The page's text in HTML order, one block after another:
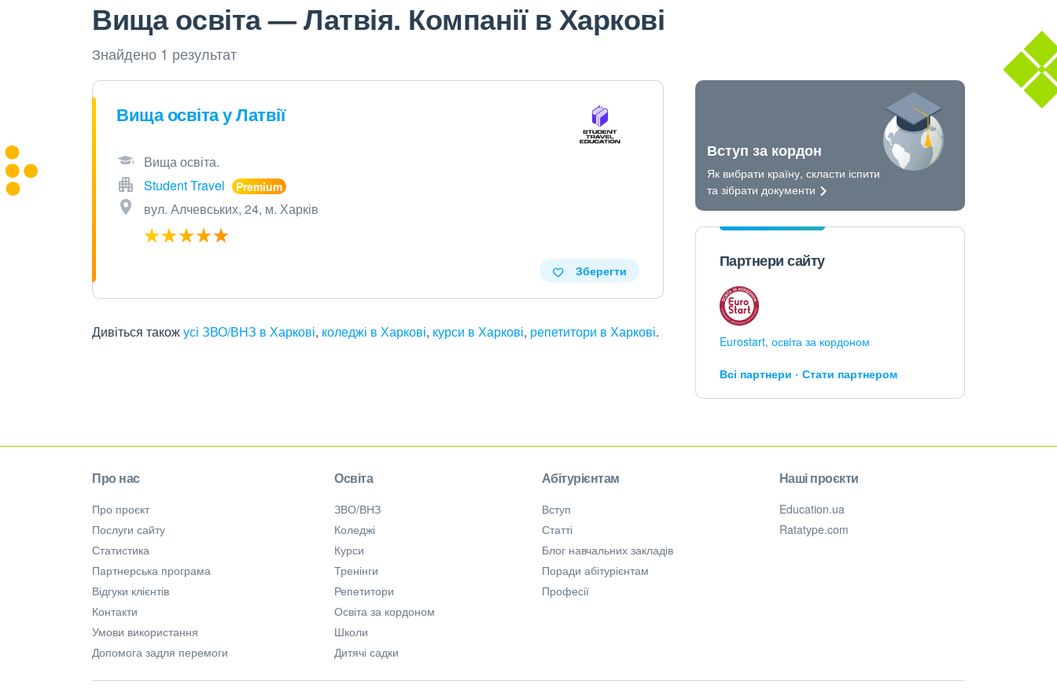
Вища освіта — Латвія. Компанії в Харкові
Знайдено 1 результат
Вища освіта у Латвії
Вища освіта.
Student Travel
вул. Алчевських, 24, м. Харків
Зберегти
Дивіться такожусі ЗВО/ВНЗ в Харкові, коледжі в Харкові, курси в Харкові, репетитори в Харкові.
Вступ за кордон
Як вибрати країну, скласти іспити
та зібрати документи
Партнери сайту
Eurostart, освiта за кордоном
Всі партнери Стати партнером
Про нас
Про проєкт
Послуги сайту
Статистика
Партнерська програма
Відгуки клієнтів
Контакти
Умови використання
Допомога задля перемоги
Освіта
ЗВО/ВНЗ
Коледжі
Курси
Тренінги
Репетитори
Освіта за кордоном
Школи
Дитячі садки
Абітурієнтам
Вступ
Статті
Блог навчальних закладів
Поради абітурієнтам
Професії
Наші проєкти
Education.ua
Ratatype.com